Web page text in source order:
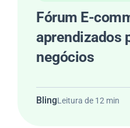
Fórum E-
aprendizados
negócios
BlingLeitura de 12 min